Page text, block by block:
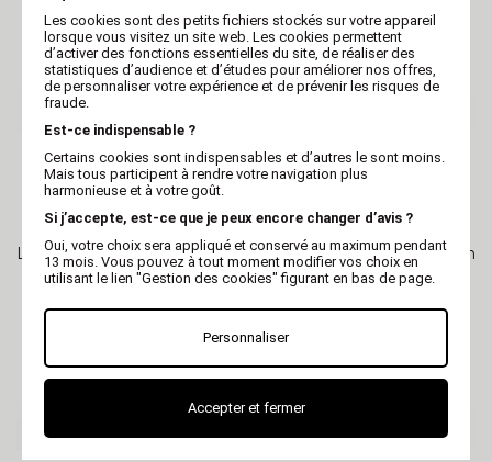
MARTIN
Laisse pour chat - Fluo Fish
- vert
MARTIN
Laisse pour chat - Fluo Fish
- rose
Les cookies sont des petits fichiers stockés sur votre appareil
lorsque vous visitez un site web. Les cookies permettent
d’activer des fonctions essentielles du site, de réaliser des
statistiques d’audience et d’études pour améliorer nos offres,
de personnaliser votre expérience et de prévenir les risques de
fraude.
Est-ce indispensable ?
Certains cookies sont indispensables et d’autres le sont moins.
Mais tous participent à rendre votre navigation plus
harmonieuse et à votre goût.
Si j’accepte, est-ce que je peux encore changer d’avis ?
Oui, votre choix sera appliqué et conservé au maximum pendant
13 mois. Vous pouvez à tout moment modifier vos choix en
utilisant le lien "Gestion des cookies" figurant en bas de page.
Personnaliser
Accepter et fermer